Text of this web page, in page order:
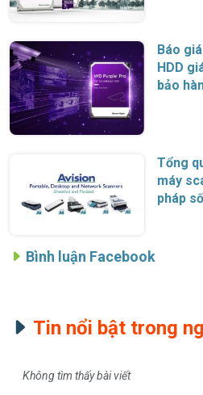
Báo
HDD
bảo
Tổng
máy
pháp
Bình luận Facebook
Tin nổi bật trong
Không tìm thấy bài viết